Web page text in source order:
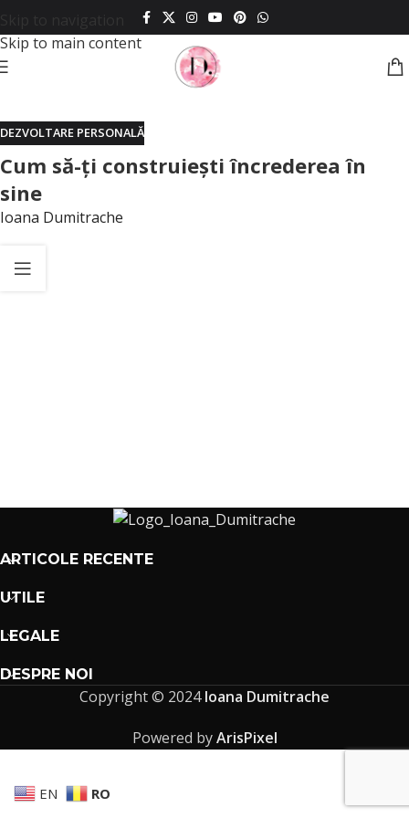
Skip to main content
DEZVOLTARE PERSONALĂ
Cum să-ți construiești încrederea în
sine
Ioana Dumitrache
ARTICOLE RECENTE
UTILE
LEGALE
DESPRE NOI
Copyright © 2024Ioana Dumitrache
Powered byArisPixel
EN RO